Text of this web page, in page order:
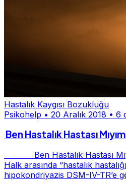
Hastalık Kaygısı Bozukluğu
Psikohelp • 20 Aralık 2018 • 6
Ben Hastalık Hastası
Ben Hastalık
Halk arasında “hastalık
hipokondriyazis DSM-IV-TR’e